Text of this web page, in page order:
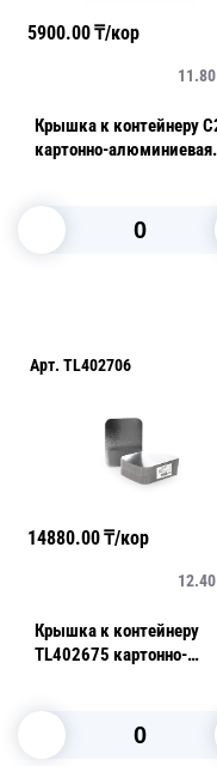
5900.00₸/кор
11.80
Крышка к контейнеру
картонно-алюминиевая
Арт. TL402706
14880.00₸/кор
12.40
Крышка к контейнеру
TL402675 картонно-